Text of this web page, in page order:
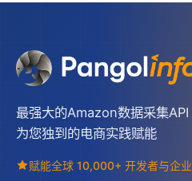
最强大的Amazon数据采集API
为您独到的电商实践赋能
赋能全球 10,000+ 开发者与企业